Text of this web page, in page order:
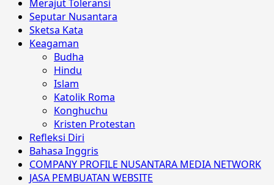
Merajut Toleransi
Seputar Nusantara
Sketsa Kata
Keagaman
Budha
Hindu
Islam
Katolik Roma
Konghuchu
Kristen Protestan
Refleksi Diri
Bahasa Inggris
COMPANY PROFILE NUSANTARA MEDIA NETWORK
JASA PEMBUATAN WEBSITE